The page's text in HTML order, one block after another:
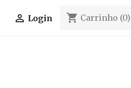
 Login shopping_cart Carrinho (0)